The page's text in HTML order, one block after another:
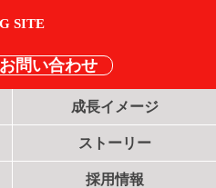
お問い合わせ
成長イメージ
ストーリー
採用情報